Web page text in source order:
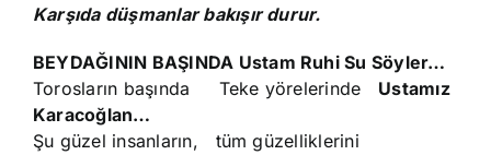
Karşıda düşmanlar bakışır durur.
BEYDAĞININ BAŞINDA Ustam Ruhi Su Söyler…
Torosların başında Teke yörelerinde Ustamız
Karacoğlan…
Şu güzel insanların, tüm güzelliklerini